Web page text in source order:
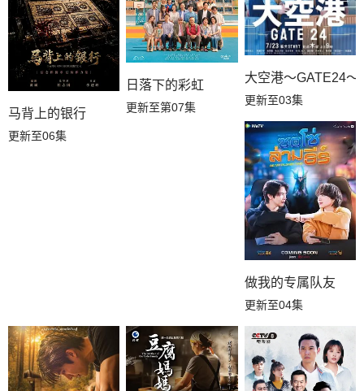
马背上的银行
更新至06集
日落下的彩虹
更新至第07集
大空港～GATE24～
更新至03集
做我的专属队友
更新至04集